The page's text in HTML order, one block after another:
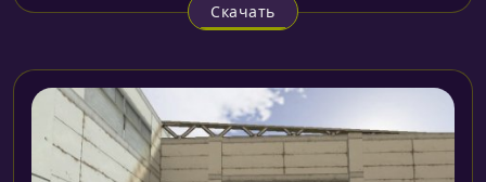
Скачать